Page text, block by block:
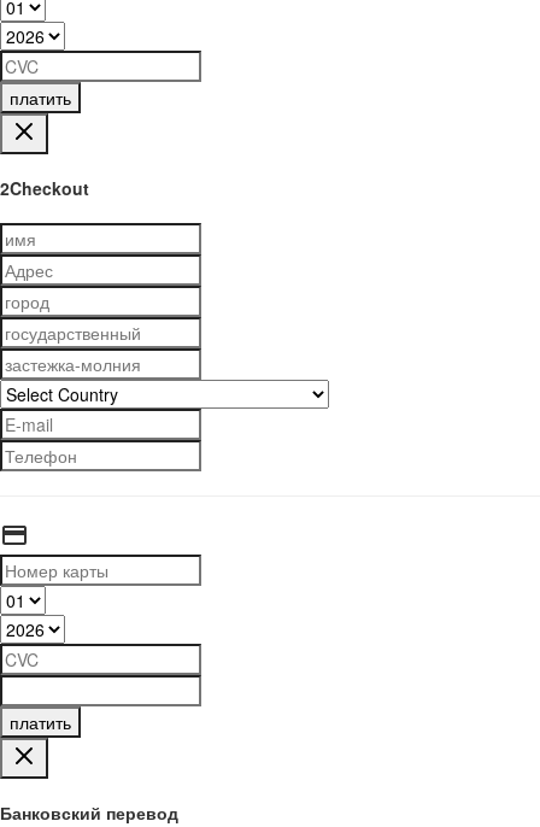
платить
2Checkout
платить
Банковский перевод